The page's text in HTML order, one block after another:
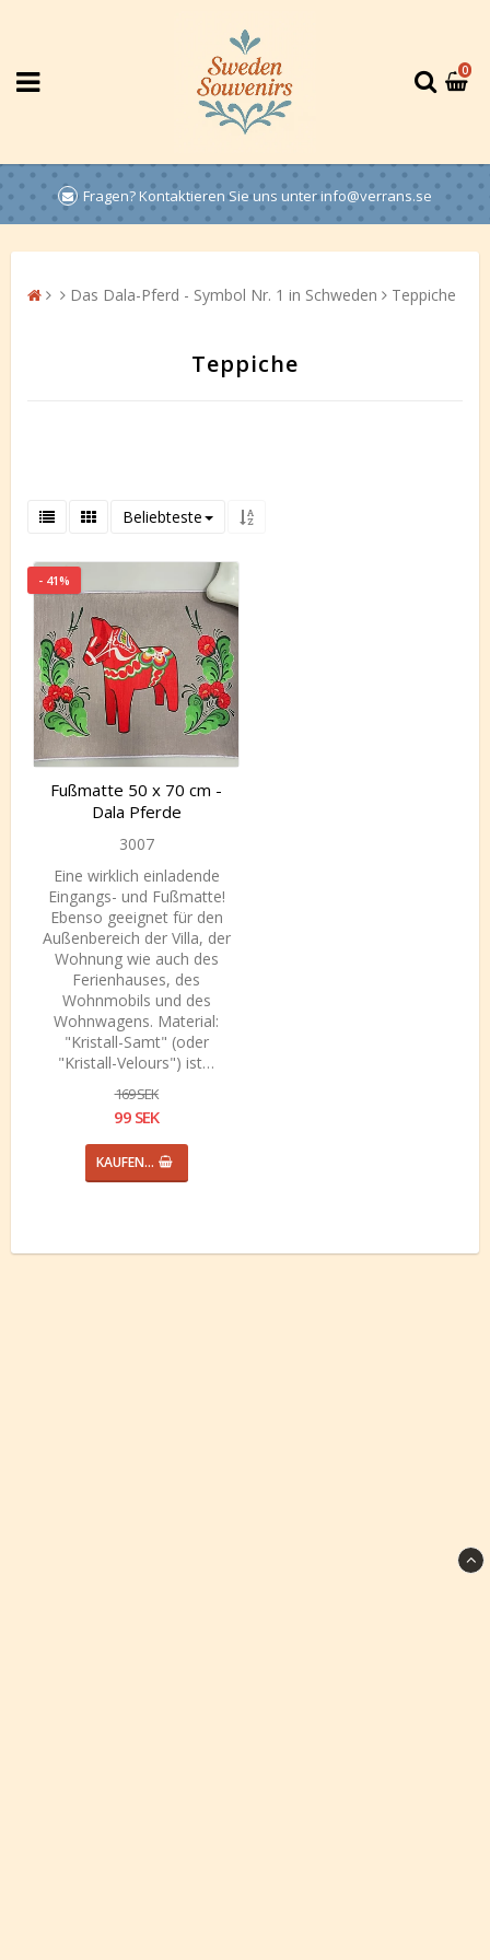
0
Fragen? Kontaktieren Sie uns unter info@verrans.se
Das Dala-Pferd - Symbol Nr. 1 in Schweden Teppiche
Teppiche
Beliebteste
- 41%
Fußmatte 50 x 70 cm -
Dala Pferde
3007
Eine wirklich einladende
Eingangs- und Fußmatte!
Ebenso geeignet für den
Außenbereich der Villa, der
Wohnung wie auch des
Ferienhauses, des
Wohnmobils und des
Wohnwagens. Material:
"Kristall-Samt" (oder
"Kristall-Velours") ist…
169 SEK
99 SEK
KAUFEN…